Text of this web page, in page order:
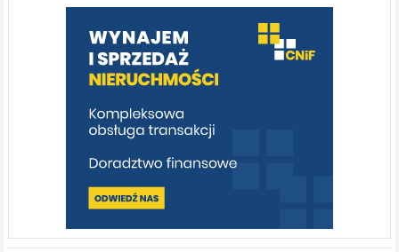
warto
poznać
[fotorelacja]